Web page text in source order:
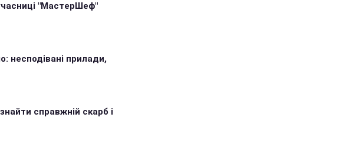
"МастерШеф"
несподівані прилади,
справжній скарб і